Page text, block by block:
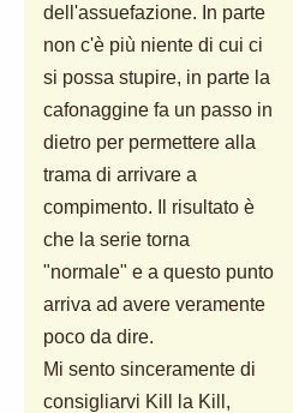
dell'assuefazione. In parte
non c'è più niente di cui ci
si possa stupire, in parte la
cafonaggine fa un passo in
dietro per permettere alla
trama di arrivare a
compimento. Il risultato è
che la serie torna
"normale" e a questo punto
arriva ad avere veramente
poco da dire.
Mi sento sinceramente di
consigliarvi Kill la Kill,